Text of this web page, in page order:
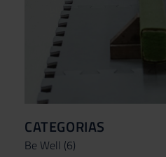
CATEGORIAS
Be Well (6)